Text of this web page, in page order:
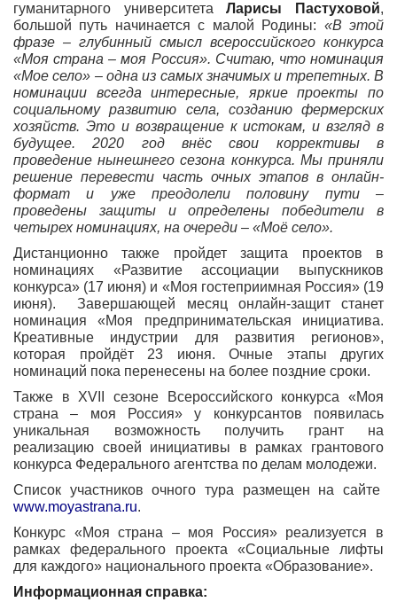
гуманитарного университетаЛарисы Пастуховой,
большой путь начинается с малой Родины: «В этой
фразе – глубинный смысл всероссийского конкурса
«Моя страна – моя Россия». Считаю, что номинация
«Мое село» – одна из самых значимых и трепетных. В
номинации всегда интересные, яркие проекты по
социальному развитию села, созданию фермерских
хозяйств. Это и возвращение к истокам, и взгляд в
будущее. 2020 год внёс свои коррективы в
проведение нынешнего сезона конкурса. Мы приняли
решение перевести часть очных этапов в онлайн-
формат и уже преодолели половину пути –
проведены защиты и определены победители в
четырех номинациях, на очереди – «Моё село».
Дистанционно также пройдет защита проектов в
номинациях «Развитие ассоциации выпускников
конкурса» (17 июня) и «Моя гостеприимная Россия» (19
июня). Завершающей месяц онлайн-защит станет
номинация «Моя предпринимательская инициатива.
Креативные индустрии для развития регионов»,
которая пройдёт 23 июня. Очные этапы других
номинаций пока перенесены на более поздние сроки.
Также в XVII сезоне Всероссийского конкурса «Моя
страна – моя Россия» у конкурсантов появилась
уникальная возможность получить грант на
реализацию своей инициативы в рамках грантового
конкурса Федерального агентства по делам молодежи.
Список участников очного тура размещен на сайте
www.moyastrana.ru.
Конкурс «Моя страна – моя Россия» реализуется в
рамках федерального проекта «Социальные лифты
для каждого» национального проекта «Образование».
Информационная справка: